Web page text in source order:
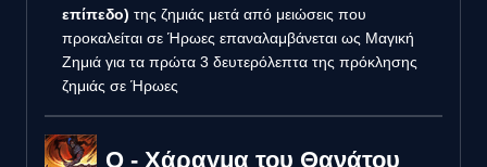
επίπεδο) της ζημιάς μετά από μειώσεις που
προκαλείται σε Ήρωες επαναλαμβάνεται ως Μαγική
Ζημιά για τα πρώτα 3 δευτερόλεπτα της πρόκλησης
ζημιάς σε Ήρωες
Q - Χάραγμα του Θανάτου